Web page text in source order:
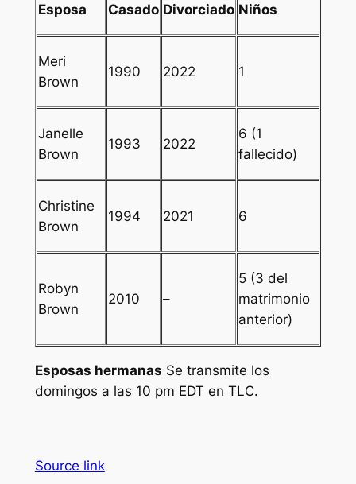
Esposa Casado Divorciado Niños
Meri
Brown
1990 2022 1
Janelle
Brown
1993 2022
6 (1
fallecido)
Christine
Brown
1994 2021 6
Robyn
Brown
2010 –
5 (3 del
matrimonio
anterior)
Esposas hermanas Se transmite los
domingos a las 10 pm EDT en TLC.
Source link